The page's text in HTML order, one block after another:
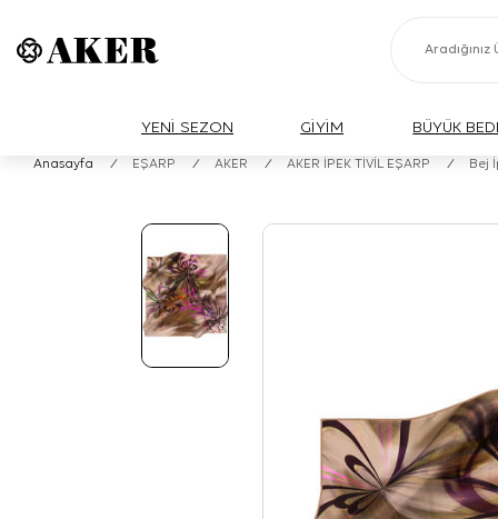
YENİ SEZON GİYİM BÜYÜK
Anasayfa / EŞARP / AKER / AKER İPEK TİVİL EŞARP / Bej